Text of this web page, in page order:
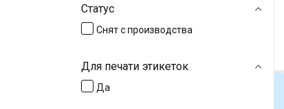
Статус
Снят с производства
Для печати этикеток
Да